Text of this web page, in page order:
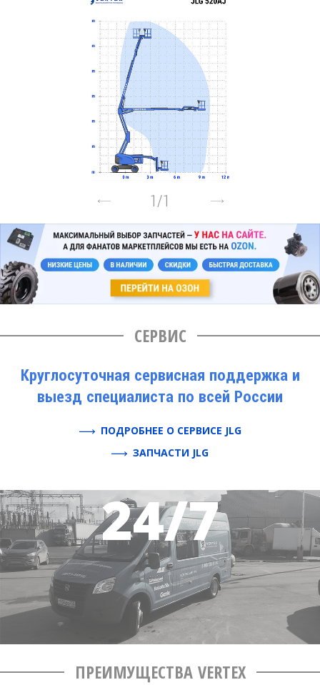
1/1
СЕРВИС
Круглосуточная сервисная поддержка и
выезд специалиста по всей России
ПОДРОБНЕЕ О СЕРВИСЕ JLG
ЗАПЧАСТИ JLG
ПРЕИМУЩЕСТВА VERTEX